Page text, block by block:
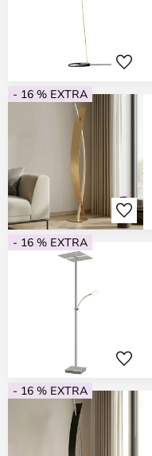
- 16 % EXTRA
- 16 % EXTRA
- 16 % EXTRA